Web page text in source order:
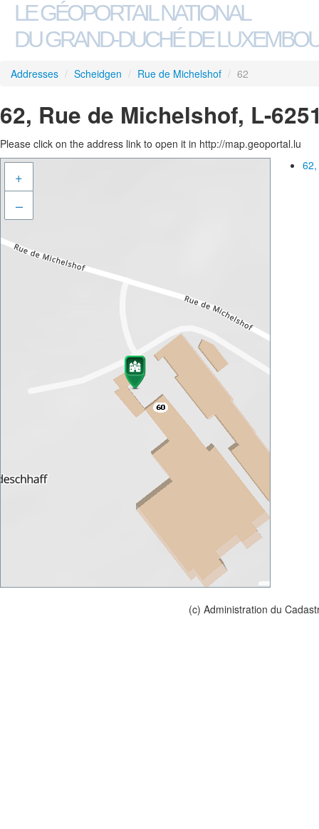
LE GÉOPORTAIL NATIONAL
DU GRAND-DUCHÉ DE
Addresses / Scheidgen / Rue de Michelshof / 62
62, Rue de Michelshof, L-
Please click on the address link to open it in http://map.geoportal.lu
+
–
(c) Administration du